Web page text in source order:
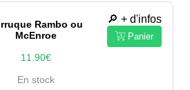
Rambo ou
McEnroe
11.90€
En stock
🔎 + d'infos
Panier